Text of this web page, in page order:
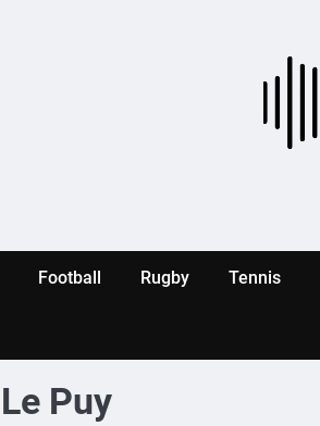
Football Rugby Tennis
Le Puy